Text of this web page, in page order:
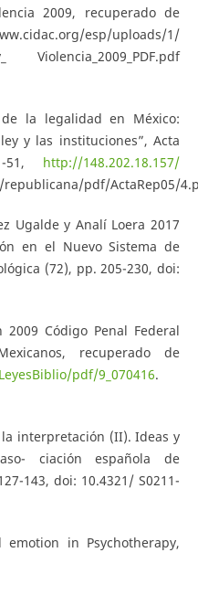
2009, recuperado de
esp/uploads/1/
Violencia_2009_PDF.pdf
la legalidad en México:
y las instituciones”, Acta
51, http://148.202.18.157/
pdf/ActaRep05/
Ugalde y Analí Loera 2017
en el Nuevo Sistema de
(72), pp. 205-230, doi:
Código Penal Federal
recuperado de
pdf/9_070416.
interpretación (II). Ideas y
ciación española de
143, doi: 10.4321/ S0211-
in Psychotherapy,